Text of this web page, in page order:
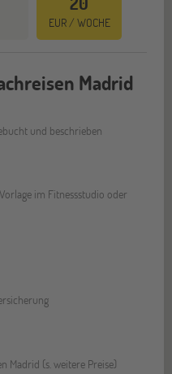
EUR / WOCHE
Madrid
und beschrieben
im Fitnessstudio oder
Madrid (s. weitere Preise)